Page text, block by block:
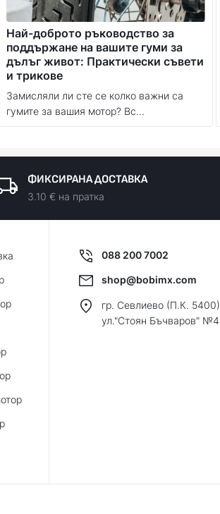
Най-доброто ръководство за
поддържане на вашите гуми за
дълъг живот: Практически съвети
и трикове
Замисляли ли сте се колко важни са
гумите за вашия мотор? Вс...
ФИКСИРАНА ДОСТАВКА
3.10 € на пратка
088 200 7002
shop@bobimx.com
гр. Севлиево (П.К. 5400)
ул."Стоян Бъчваров" №4